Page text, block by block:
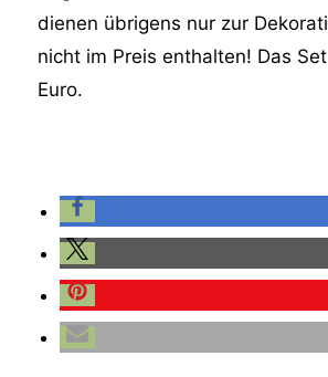
dienen übrigens nur zur
nicht im Preis enthalten! Das
Euro.